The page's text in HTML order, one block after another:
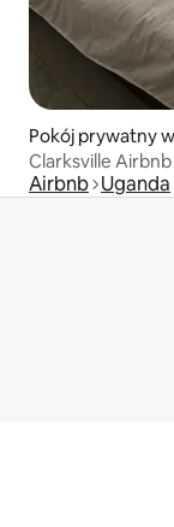
Pokój prywatny
Clarksville
Airbnb Uganda